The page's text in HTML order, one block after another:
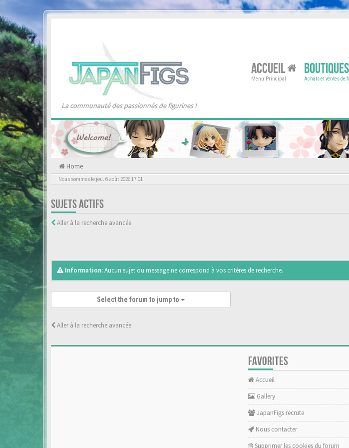
La communauté des passionnés de figurines !
ACCUEIL
Menu Principal
BOUTIQUES
Achats et ventes de
Home
Nous sommes le jeu. 6 août 2026 17:01
SUJETS ACTIFS
Aller à la recherche avancée
Information:Aucun sujet ou message ne correspond à vos critères de recherche.
Select the forum to jump to
Aller à la recherche avancée
FAVORITES
Accueil
Gallery
JapanFigs recrute
Nous contacter
Supprimer les cookies du forum